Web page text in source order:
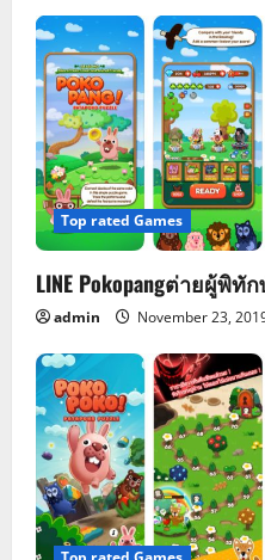
o
n
Top rated Games
LINE Pokopangต่ายผู้พิทั
admin November 23,